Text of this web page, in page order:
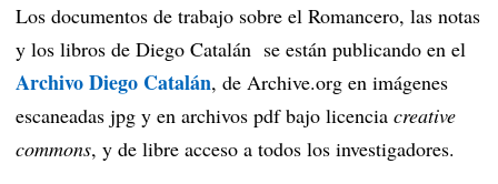
Los documentos de trabajo sobre el Romancero, las notas
y los libros de Diego Catalán se están publicando en el
Archivo Diego Catalán, de Archive.org en imágenes
escaneadas jpg y en archivos pdf bajo licencia creative
commons, y de libre acceso a todos los investigadores.